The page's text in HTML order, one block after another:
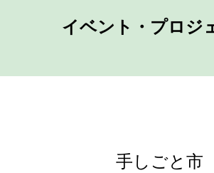
イベント・プロジ
手しごと市